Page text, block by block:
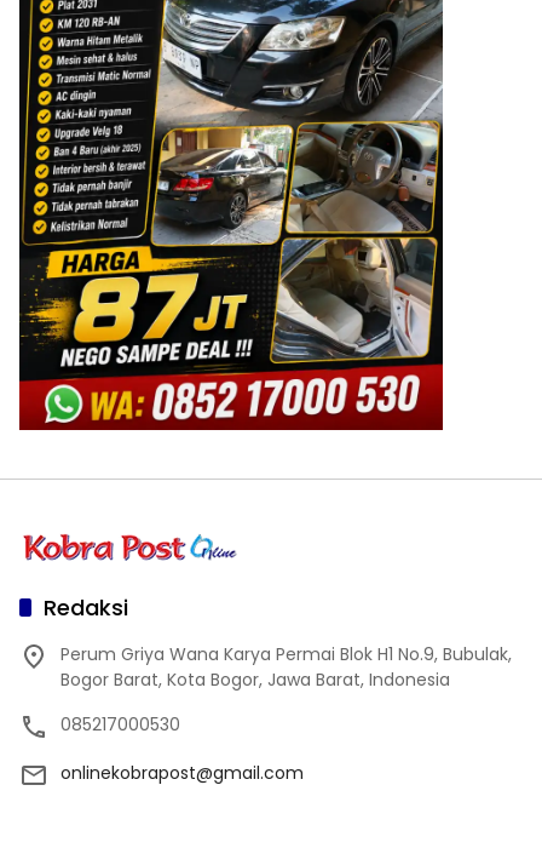
Redaksi
Perum Griya Wana Karya Permai Blok H1 No.9, Bubulak,
Bogor Barat, Kota Bogor, Jawa Barat, Indonesia
085217000530
onlinekobrapost@gmail.com